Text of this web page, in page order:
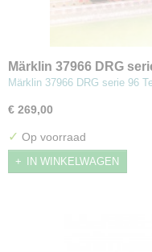
Märklin 37966 DRG
Märklin 37966 DRG serie 96
€ 269,00
✓ Op voorraad
IN WINKELWAGEN